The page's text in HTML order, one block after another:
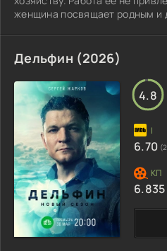
женщина посвящает родным и
Казалось бы, что ещё нужно
происходит, когда небесные
внимание на Островскую. Ей
мостом, соединяющим наш
разумеется, не спешит
Дельфин (2026)
4.8
6.70
6.835